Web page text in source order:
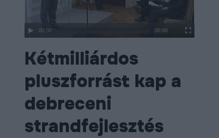
ÉLETMINŐSÉG
OKTATÁS
ÖSSZES PROJEKT
00:00 00:00
Kétmilliárdos
pluszforrást kap a
debreceni
strandfejlesztés